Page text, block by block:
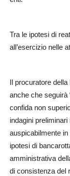
Tra le ipotesi di
all’esercizio nelle
Il procuratore
anche che seguirà
confida non
indagini
auspicabilmente
ipotesi di
amministrativa
di consistenza del